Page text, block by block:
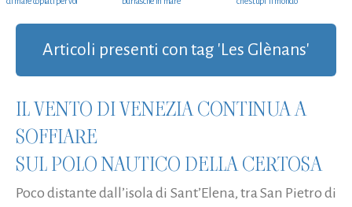
Articoli presenti con tag 'Les Glènans'
IL VENTO DI VENEZIA CONTINUA A
SOFFIARE
SUL POLO NAUTICO DELLA CERTOSA
Poco distante dall’isola di Sant’Elena, tra San Pietro di